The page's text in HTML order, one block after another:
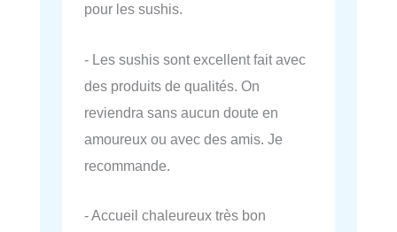
pour les sushis.
- Les sushis sont excellent fait avec
des produits de qualités. On
reviendra sans aucun doute en
amoureux ou avec des amis. Je
recommande.
- Accueil chaleureux très bon